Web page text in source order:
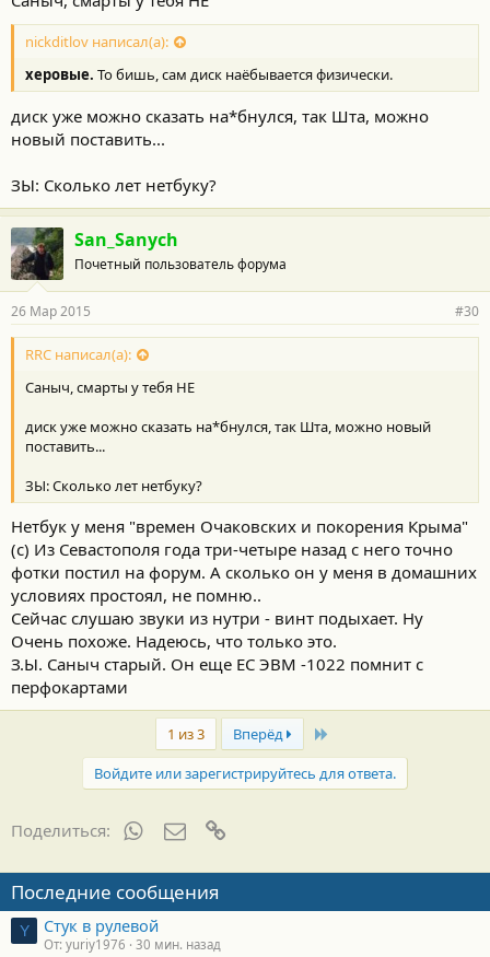
nickditlov написал(а):
херовые. То бишь, сам диск наёбывается физически.
диск уже можно сказать на*бнулся, так Шта, можно
новый поставить...
ЗЫ: Сколько лет нетбуку?
San_Sanych
Почетный пользователь форума
26 Мар 2015 #30
RRC написал(а):
Саныч, смарты у тебя НЕ
диск уже можно сказать на*бнулся, так Шта, можно новый
поставить...
ЗЫ: Сколько лет нетбуку?
Нетбук у меня "времен Очаковских и покорения Крыма"
(с) Из Севастополя года три-четыре назад с него точно
фотки постил на форум. А сколько он у меня в домашних
условиях простоял, не помню..
Сейчас слушаю звуки из нутри - винт подыхает. Ну
Очень похоже. Надеюсь, что только это.
З.Ы. Саныч старый. Он еще ЕС ЭВМ -1022 помнит с
перфокартами
1 из 3 Вперёд Last
Войдите или зарегистрируйтесь для ответа.
Поделиться: WhatsAppЭлектронная почта
Последние сообщения
Y Стук в рулевой
От: yuriy1976 30 мин. назад